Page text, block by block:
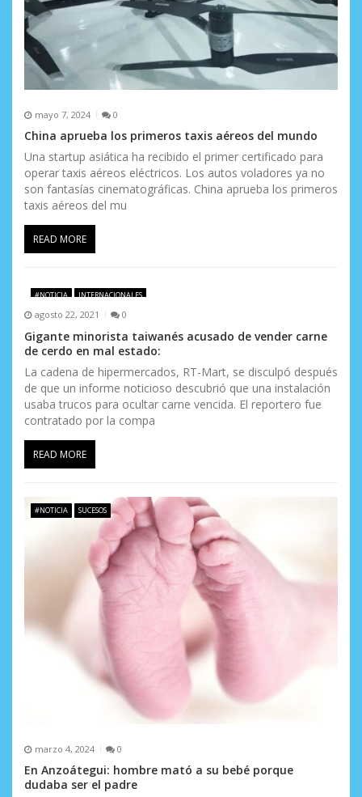
d
a
s
mayo 7, 2024 0
China aprueba los primeros taxis aéreos del mundo
Una startup asiática ha recibido el primer certificado para
operar taxis aéreos eléctricos. Los autos voladores ya no
son fantasías cinematográficas. China aprueba los primeros
taxis aéreos del mu
READ MORE
#NOTICIA INTERNACIONALES
agosto 22, 2021 0
Gigante minorista taiwanés acusado de vender carne
de cerdo en mal estado:
La cadena de hipermercados, RT-Mart, se disculpó después
de que un informe noticioso descubrió que una instalación
usaba trucos para ocultar carne vencida. El reportero fue
contratado por la compa
READ MORE
#NOTICIA SUCESOS
marzo 4, 2024 0
En Anzoátegui: hombre mató a su bebé porque
dudaba ser el padre